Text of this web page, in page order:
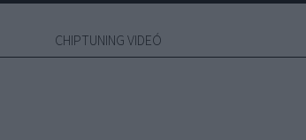
CHIPTUNING VIDEÓ